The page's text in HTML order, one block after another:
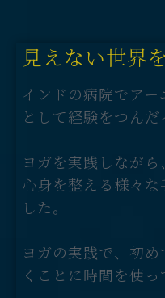
見えない世界
インドの病院でア
として経験をつん
ヨガを実践しなが
心身を整える様々
した。
ヨガの実践で、初
くことに時間を使っ